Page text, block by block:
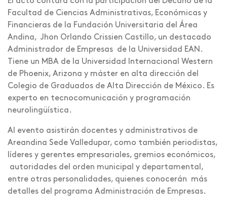
Facultad de Ciencias Administrativas, Económicas y
Financieras de la Fundación Universitaria del Área
Andina, Jhon Orlando Crissien Castillo, un destacado
Administrador de Empresas de la Universidad EAN.
Tiene un MBA de la Universidad Internacional Western
de Phoenix, Arizona y máster en alta dirección del
Colegio de Graduados de Alta Dirección de México. Es
experto en tecnocomunicación y programación
neurolingüística.
Al evento asistirán docentes y administrativos de
Areandina Sede Valledupar, como también periodistas,
líderes y gerentes empresariales, gremios económicos,
autoridades del orden municipal y departamental,
entre otras personalidades, quienes conocerán más
detalles del programa Administración de Empresas.